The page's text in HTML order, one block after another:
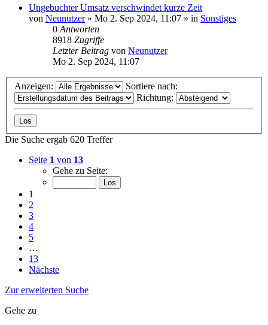
Ungebuchter Umsatz verschwindet kurze Zeit
von Neunutzer» Mo 2. Sep 2024, 11:07 » in Sonstiges
0 Antworten
8918 Zugriffe
Letzter Beitrag von Neunutzer
Mo 2. Sep 2024, 11:07
Anzeigen:
Sortiere nach:
Richtung:
Die Suche ergab 620 Treffer
Seite 1 von 13
Gehe zu Seite:
1
2
3
4
5
…
13
Nächste
Zur erweiterten Suche
Gehe zu